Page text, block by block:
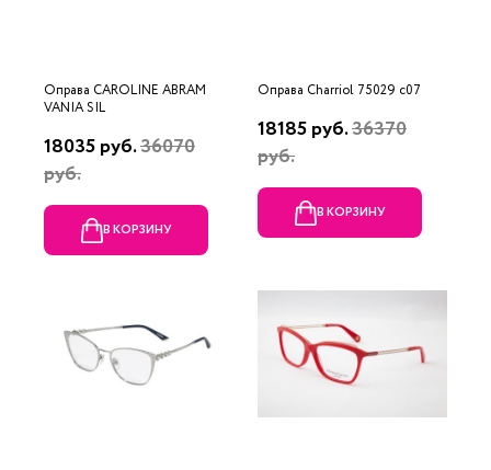
Оправа CAROLINE ABRAM
VANIA SIL
18035 руб.36070
руб.
В КОРЗИНУ
Оправа Charriol 75029 c07
18185 руб.36370
руб.
В КОРЗИНУ